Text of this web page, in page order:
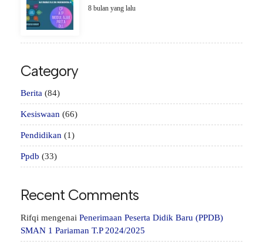
8 bulan yang lalu
Category
Berita (84)
Kesiswaan (66)
Pendidikan (1)
Ppdb (33)
Recent Comments
Rifqi mengenai Penerimaan Peserta Didik Baru (PPDB)
SMAN 1 Pariaman T.P 2024/2025